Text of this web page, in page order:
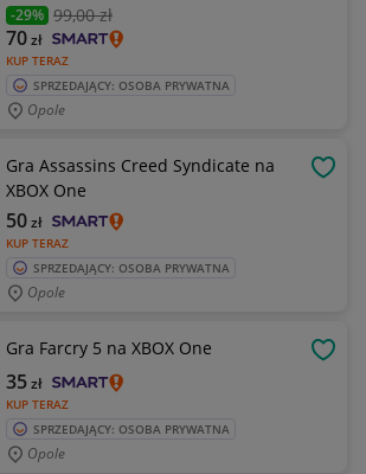
-29% 99,00 zł
KUP TERAZ
70zł
SPRZEDAJĄCY: OSOBA PRYWATNA
Opole
Gra Assassins Creed Syndicate na
XBOX One
KUP TERAZ
50zł
SPRZEDAJĄCY: OSOBA PRYWATNA
Opole
Gra Farcry 5 na XBOX One
KUP TERAZ
35zł
SPRZEDAJĄCY: OSOBA PRYWATNA
Opole